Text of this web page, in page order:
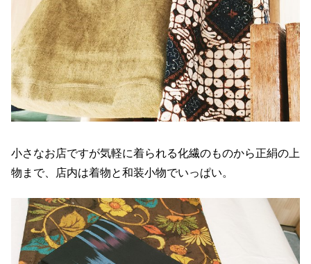
小さなお店ですが気軽に着られる化繊のものから正絹の上
物まで、店内は着物と和装小物でいっぱい。